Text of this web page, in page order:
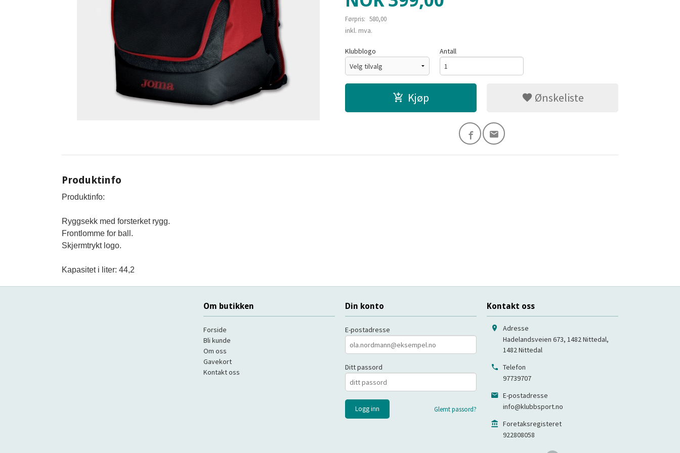
Førpris: 580,00
Rabatt
inkl. mva.
Klubblogo Antall
Kjøp Ønskeliste
Produktinfo
Produktinfo:
Ryggsekk med forsterket rygg.
Frontlomme for ball.
Skjermtrykt logo.
Kapasitet i liter: 44,2
Om butikken
Forside
Bli kunde
Om oss
Gavekort
Kontakt oss
Din konto
E-postadresse
Ditt passord
Glemt passord?
Kontakt oss
Adresse
Hadelandsveien 673, 1482 Nittedal,
1482Nittedal
Telefon
97739707
E-postadresse
info@klubbsport.no
Foretaksregisteret
922808058